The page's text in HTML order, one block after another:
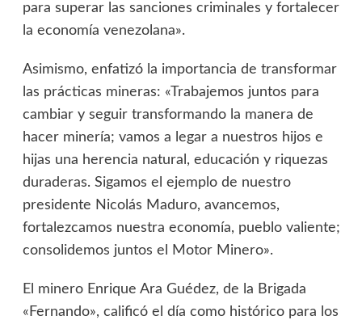
para superar las sanciones criminales y fortalecer
la economía venezolana».
Asimismo, enfatizó la importancia de transformar
las prácticas mineras: «Trabajemos juntos para
cambiar y seguir transformando la manera de
hacer minería; vamos a legar a nuestros hijos e
hijas una herencia natural, educación y riquezas
duraderas. Sigamos el ejemplo de nuestro
presidente Nicolás Maduro, avancemos,
fortalezcamos nuestra economía, pueblo valiente;
consolidemos juntos el Motor Minero».
El minero Enrique Ara Guédez, de la Brigada
«Fernando», calificó el día como histórico para los